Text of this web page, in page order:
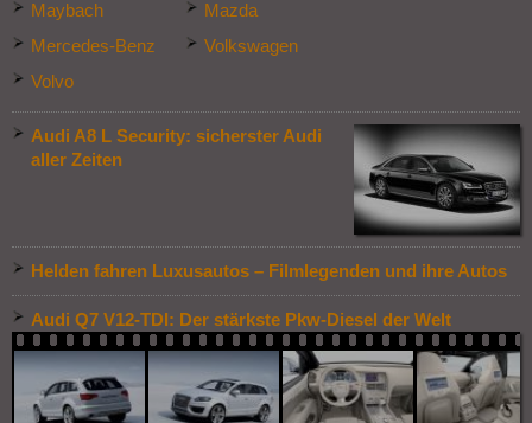
Maybach
Mazda
Mercedes-Benz
Volkswagen
Volvo
Audi A8 L Security: sicherster Audi
aller Zeiten
Helden fahren Luxusautos – Filmlegenden und ihre Autos
Audi Q7 V12-TDI: Der stärkste Pkw-Diesel der Welt